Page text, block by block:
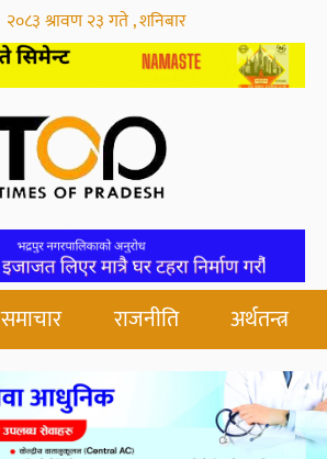
२०८३ श्रावण २३ गते , शनिबार
समाचार राजनीति अर्थतन्त्र